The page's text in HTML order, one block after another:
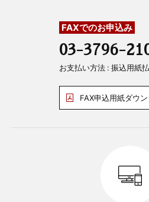
FAXでのお申込み
03-3796-
お支払い方法 : 振込用紙
FAX申込用紙ダウ